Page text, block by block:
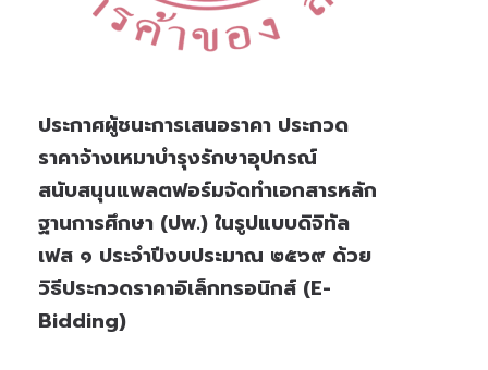
ประกาศผู้ชนะการเสนอราคา ประกวด
ราคาจ้างเหมาบำรุงรักษาอุปกรณ์
สนับสนุนแพลตฟอร์มจัดทำเอกสารหลัก
ฐานการศึกษา (ปพ.) ในรูปแบบดิจิทัล
เฟส ๑ ประจำปีงบประมาณ ๒๕๖๙ ด้วย
วิธีประกวดราคาอิเล็กทรอนิกส์ (e-
Bidding)